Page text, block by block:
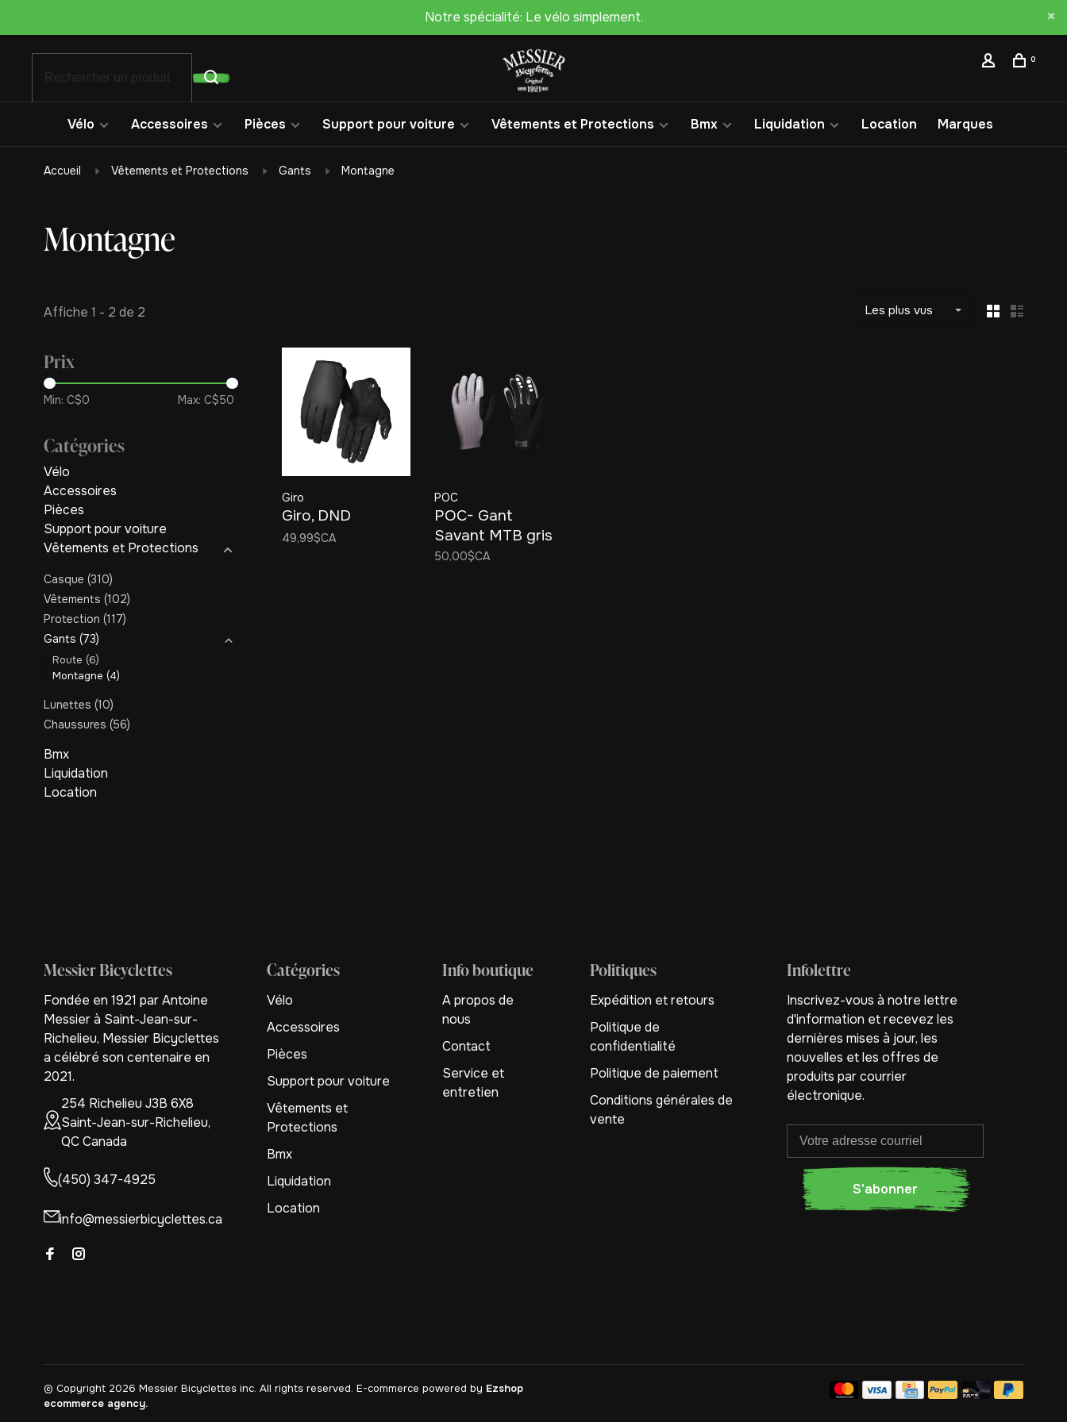
Notre spécialité: Le vélo simplement.
0
Vélo Accessoires Pièces Support pour voiture Vêtements et Protections Bmx Liquidation Location Marques
Accueil Vêtements et Protections Gants Montagne
Montagne
Affiche 1 - 2 de 2 Les plus vus
Prix
Min: C$0 Max: C$50
Catégories
Vélo
Accessoires
Pièces
Support pour voiture
Vêtements et Protections
Casque (310)
Vêtements (102)
Protection (117)
Gants (73)
Route (6)
Montagne (4)
Lunettes (10)
Chaussures (56)
Bmx
Liquidation
Location
Giro
Giro, DND
49,99$CA
POC
POC- Gant
Savant MTB gris
dégradé Medium
50,00$CA
Messier Bicyclettes
Fondée en 1921 par Antoine
Messier à Saint-Jean-sur-
Richelieu, Messier Bicyclettes
a célébré son centenaire en
2021.
254 Richelieu J3B 6X8
Saint-Jean-sur-Richelieu,
QC Canada
(450) 347-4925
info@messierbicyclettes.ca
Catégories
Vélo
Accessoires
Pièces
Support pour voiture
Vêtements et
Protections
Bmx
Liquidation
Location
Info boutique
A propos de
nous
Contact
Service et
entretien
Politiques
Expédition et retours
Politique de
confidentialité
Politique de paiement
Conditions générales de
vente
Infolettre
Inscrivez-vous à notre lettre
d'information et recevez les
dernières mises à jour, les
nouvelles et les offres de
produits par courrier
électronique.
S'abonner
© Copyright 2026 Messier Bicyclettes inc. All rights reserved. E-commerce powered by Ezshop
ecommerce agency.